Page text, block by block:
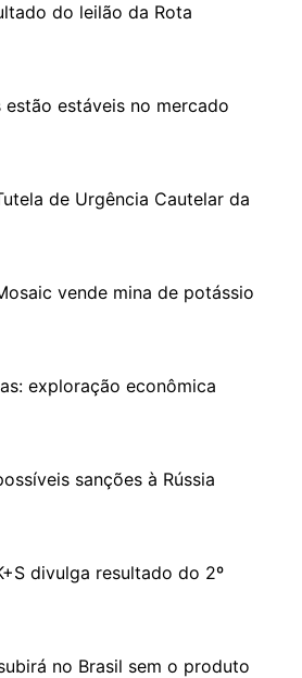
do leilão da Rota
estão estáveis no mercado
de Urgência Cautelar da
vende mina de potássio
exploração econômica
sanções à Rússia
divulga resultado do 2º
no Brasil sem o produto